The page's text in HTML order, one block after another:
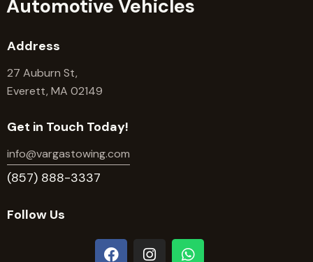
Automotive Vehicles
Address
27 Auburn St,
Everett, MA 02149
Get in Touch Today!
info@vargastowing.com
(857) 888-3337
Follow Us